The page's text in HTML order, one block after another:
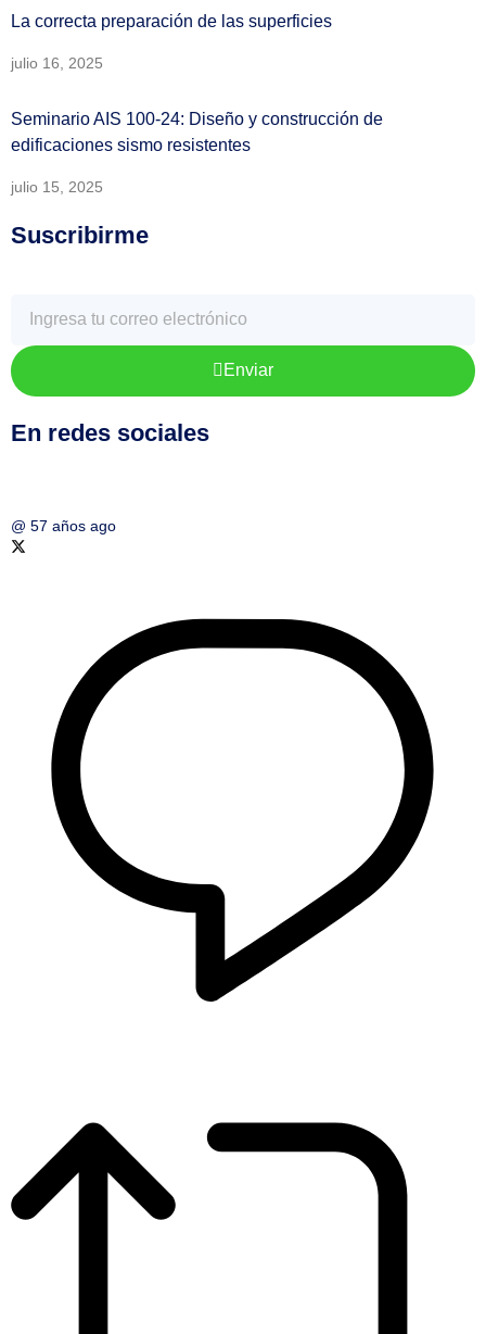
La correcta preparación de las superficies
julio 16, 2025
Seminario AIS 100-24: Diseño y construcción de
edificaciones sismo resistentes
julio 15, 2025
Suscribirme
Enviar
En redes sociales
@ 57 años ago